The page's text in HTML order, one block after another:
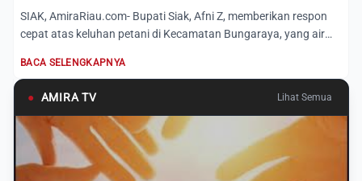
SIAK, AmiraRiau.com- Bupati Siak, Afni Z, memberikan respon
cepat atas keluhan petani di Kecamatan Bungaraya, yang air
BACA SELENGKAPNYA
● AMIRA TV Lihat Semua